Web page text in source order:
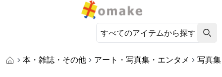
本・雑誌・その他 アート・写真集・エンタメ 写真集